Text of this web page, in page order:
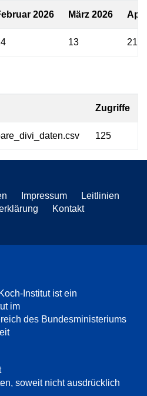
2026 März 2026
13 21
Zugriffe
125
Impressum
Leitlinien
Kontakt
Institut ist ein
im
des Bundesministeriums
soweit nicht ausdrücklich